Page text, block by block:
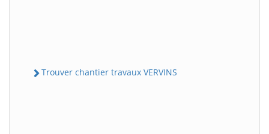
Trouver chantier travaux VERVINS